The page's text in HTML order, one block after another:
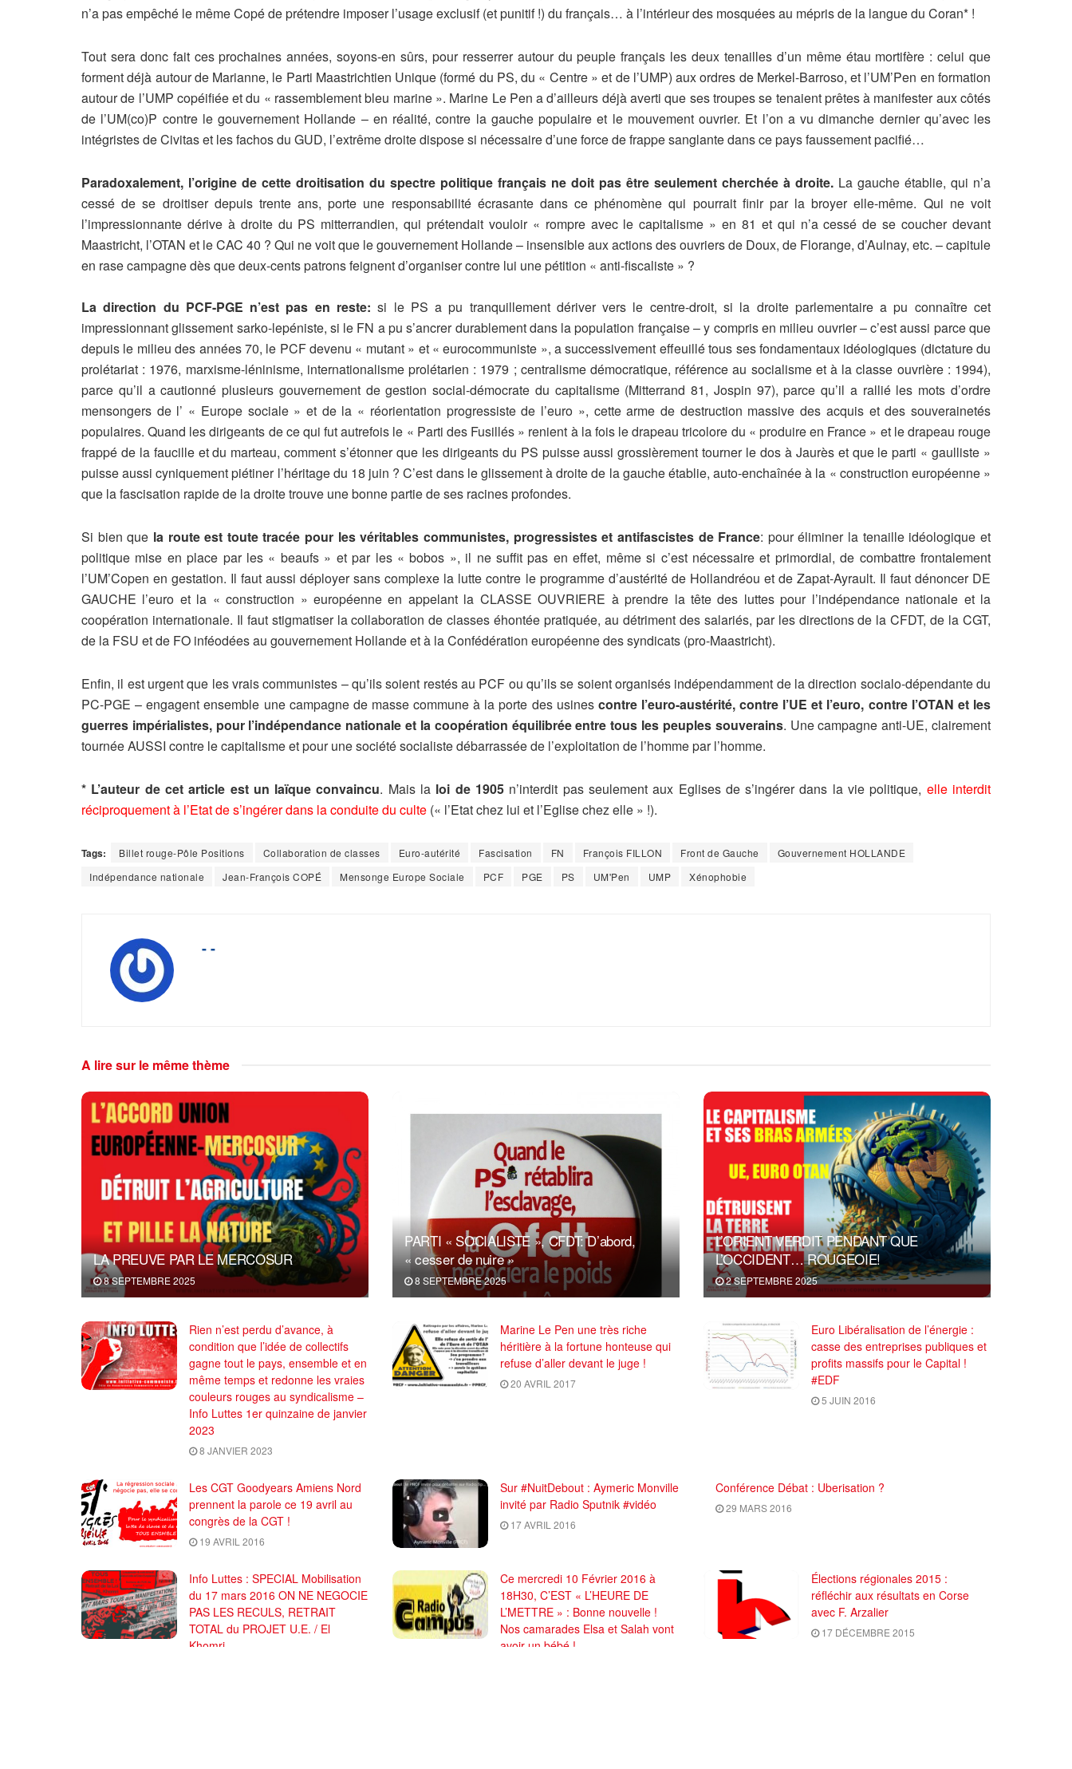
n’a pas empêché le même Copé de prétendre imposer l’usage exclusif (et punitif !) du français… à l’intérieur des mosquées au mépris de la langue du Coran* !
Tout sera donc fait ces prochaines années, soyons-en sûrs, pour resserrer autour du peuple français les deux tenailles d’un même étau mortifère : celui que
forment déjà autour de Marianne, le Parti Maastrichtien Unique (formé du PS, du « Centre » et de l’UMP) aux ordres de Merkel-Barroso, et l’UM’Pen en formation
autour de l’UMP copéifiée et du « rassemblement bleu marine ». Marine Le Pen a d’ailleurs déjà averti que ses troupes se tenaient prêtes à manifester aux côtés
de l’UM(co)P contre le gouvernement Hollande – en réalité, contre la gauche populaire et le mouvement ouvrier. Et l’on a vu dimanche dernier qu’avec les
intégristes de Civitas et les fachos du GUD, l’extrême droite dispose si nécessaire d’une force de frappe sanglante dans ce pays faussement pacifié…
Paradoxalement, l’origine de cette droitisation du spectre politique français ne doit pas être seulement cherchée à droite. La gauche établie, qui n’a
cessé de se droitiser depuis trente ans, porte une responsabilité écrasante dans ce phénomène qui pourrait finir par la broyer elle-même. Qui ne voit
l’impressionnante dérive à droite du PS mitterrandien, qui prétendait vouloir « rompre avec le capitalisme » en 81 et qui n’a cessé de se coucher devant
Maastricht, l’OTAN et le CAC 40 ? Qui ne voit que le gouvernement Hollande – insensible aux actions des ouvriers de Doux, de Florange, d’Aulnay, etc. – capitule
en rase campagne dès que deux-cents patrons feignent d’organiser contre lui une pétition « anti-fiscaliste » ?
La direction du PCF-PGE n’est pas en reste: si le PS a pu tranquillement dériver vers le centre-droit, si la droite parlementaire a pu connaître cet
impressionnant glissement sarko-lepéniste, si le FN a pu s’ancrer durablement dans la population française – y compris en milieu ouvrier – c’est aussi parce que
depuis le milieu des années 70, le PCF devenu « mutant » et « eurocommuniste », a successivement effeuillé tous ses fondamentaux idéologiques (dictature du
prolétariat : 1976, marxisme-léninisme, internationalisme prolétarien : 1979 ; centralisme démocratique, référence au socialisme et à la classe ouvrière : 1994),
parce qu’il a cautionné plusieurs gouvernement de gestion social-démocrate du capitalisme (Mitterrand 81, Jospin 97), parce qu’il a rallié les mots d’ordre
mensongers de l’ « Europe sociale » et de la « réorientation progressiste de l’euro », cette arme de destruction massive des acquis et des souverainetés
populaires. Quand les dirigeants de ce qui fut autrefois le « Parti des Fusillés » renient à la fois le drapeau tricolore du « produire en France » et le drapeau rouge
frappé de la faucille et du marteau, comment s’étonner que les dirigeants du PS puisse aussi grossièrement tourner le dos à Jaurès et que le parti « gaulliste »
puisse aussi cyniquement piétiner l’héritage du 18 juin ? C’est dans le glissement à droite de la gauche établie, auto-enchaînée à la « construction européenne »
que la fascisation rapide de la droite trouve une bonne partie de ses racines profondes.
Si bien que la route est toute tracée pour les véritables communistes, progressistes et antifascistes de France: pour éliminer la tenaille idéologique et
politique mise en place par les « beaufs » et par les « bobos », il ne suffit pas en effet, même si c’est nécessaire et primordial, de combattre frontalement
l’UM’Copen en gestation. Il faut aussi déployer sans complexe la lutte contre le programme d’austérité de Hollandréou et de Zapat-Ayrault. Il faut dénoncer DE
GAUCHE l’euro et la « construction » européenne en appelant la CLASSE OUVRIERE à prendre la tête des luttes pour l’indépendance nationale et la
coopération internationale. Il faut stigmatiser la collaboration de classes éhontée pratiquée, au détriment des salariés, par les directions de la CFDT, de la CGT,
de la FSU et de FO inféodées au gouvernement Hollande et à la Confédération européenne des syndicats (pro-Maastricht).
Enfin, il est urgent que les vrais communistes – qu’ils soient restés au PCF ou qu’ils se soient organisés indépendamment de la direction socialo-dépendante du
PC-PGE – engagent ensemble une campagne de masse commune à la porte des usines contre l’euro-austérité, contre l’UE et l’euro, contre l’OTAN et les
guerres impérialistes, pour l’indépendance nationale et la coopération équilibrée entre tous les peuples souverains. Une campagne anti-UE, clairement
tournée AUSSI contre le capitalisme et pour une société socialiste débarrassée de l’exploitation de l’homme par l’homme.
* L’auteur de cet article est un laïque convaincu. Mais la loi de 1905 n’interdit pas seulement aux Eglises de s’ingérer dans la vie politique, elle interdit
réciproquement à l’Etat de s’ingérer dans la conduite du culte (« l’Etat chez lui et l’Eglise chez elle » !).
Tags: Billet rouge-Pôle Positions Collaboration de classes Euro-autérité Fascisation FN François FILLON Front de Gauche
Gouvernement HOLLANDE
Indépendance nationale
Jean-François COPÉ Mensonge Europe Sociale PCF PGE PS UM'Pen UMP Xénophobie
- -
A lire sur le même thème
LA PREUVE PAR LE MERCOSUR
8 SEPTEMBRE 2025
PARTI « SOCIALISTE », CFDT: D’abord,
« cesser de nuire »
8 SEPTEMBRE 2025
L’ORIENT VERDIT PENDANT QUE
L’OCCIDENT… ROUGEOIE!
2 SEPTEMBRE 2025
Rien n’est perdu d’avance, à
condition que l’idée de collectifs
gagne tout le pays, ensemble et en
même temps et redonne les vraies
couleurs rouges au syndicalisme –
Info Luttes 1er quinzaine de janvier
2023
8 JANVIER 2023
Marine Le Pen une très riche
héritière à la fortune honteuse qui
refuse d’aller devant le juge !
20 AVRIL 2017
Euro Libéralisation de l’énergie :
casse des entreprises publiques et
profits massifs pour le Capital !
#EDF
5 JUIN 2016
Les CGT Goodyears Amiens Nord
prennent la parole ce 19 avril au
congrès de la CGT !
19 AVRIL 2016
Sur #NuitDebout : Aymeric Monville
invité par Radio Sputnik #vidéo
17 AVRIL 2016
Conférence Débat : Uberisation ?
29 MARS 2016
Info Luttes : SPECIAL Mobilisation
du 17 mars 2016 ON NE NEGOCIE
PAS LES RECULS, RETRAIT
TOTAL du PROJET U.E. / El
Khomri
Ce mercredi 10 Février 2016 à
18H30, C’EST « L’HEURE DE
L’METTRE » : Bonne nouvelle !
Nos camarades Elsa et Salah vont
avoir un bébé !
Élections régionales 2015 :
réfléchir aux résultats en Corse
avec F. Arzalier
17 DÉCEMBRE 2015